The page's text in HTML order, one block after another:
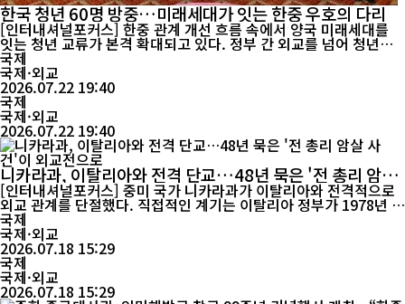
한국 청년 60명 방중…미래세대가 잇는 한중 우호의 다리
[인터내셔널포커스] 한중 관계 개선 흐름 속에서 양국 미래세대를
잇는 청년 교류가 본격 확대되고 있다. 정부 간 외교를 넘어 청년들
이 직접 만나 신뢰를 쌓고 협력 기반을 넓히는 민간교류가 양국 관계
의 새로운 성장 동력으로 주목받고 있다. 중국인민대외우호협회는
지난 20일 베이징에서 김용욱 한국국제교류재단(KF) 부이사장이
이끄는 한국 청년 우호사절단 60명의 방중을 환영하는 ...
국제
국제·외교
2026.07.22 19:40
국제
국제·외교
2026.07.22 19:40
니카라과, 이탈리아와 전격 단교…48년 묵은 '전 총리 암살
사건'이 외교전으로
[인터내셔널포커스] 중미 국가 니카라과가 이탈리아와 전격적으로
외교 관계를 단절했다. 직접적인 계기는 이탈리아 정부가 1978년 발
생한 전 총리 알도 모로 납치·살해 사건의 가담자인 알레시오 카시
미리의 신병 인도를 다시 요구하면서 양국 갈등이 정면 충돌한 데 있
다. 니카라과 외교부는 7월 16일 성명을 통해 이탈리아와의 모든 외
교 관계를 종료한다고 발표했다. 성명은 이탈리아 정부가...
국제
국제·외교
2026.07.18 15:29
국제
국제·외교
2026.07.18 15:29